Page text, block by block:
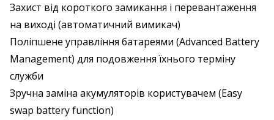
Захист від короткого замикання і перевантаження
на виході (автоматичний вимикач)
Поліпшене управління батареями (Advanced Battery
Management) для подовження їхнього терміну
служби
Зручна заміна акумуляторів користувачем (Easy
swap battery function)